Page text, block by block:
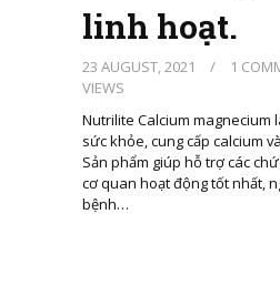
linh hoạt.
23 AUGUST, 2021 / 1
VIEWS
Nutrilite Calcium magnecium
sức khỏe, cung cấp calcium
Sản phẩm giúp hỗ trợ các
cơ quan hoạt động tốt nhất,
bệnh…